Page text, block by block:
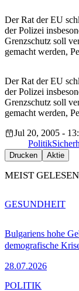
Der Rat der EU
der Polizei
Grenzschutz soll
gemacht werden,
Der Rat der EU
der Polizei
Grenzschutz soll
gemacht werden,
Jul 20, 2005 -
Politik
Drucken Aktie
MEIST GELESEN
Bulgariens hohe
demografische
28.07.2026
GESUNDHEIT
POLITIK